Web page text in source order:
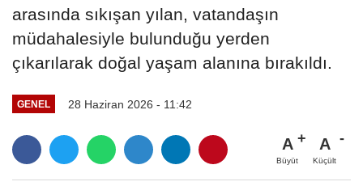
arasında sıkışan yılan, vatandaşın
müdahalesiyle bulunduğu yerden
çıkarılarak doğal yaşam alanına bırakıldı.
GENEL 28 Haziran 2026 - 11:42
A
Büyüt
A
Küçült